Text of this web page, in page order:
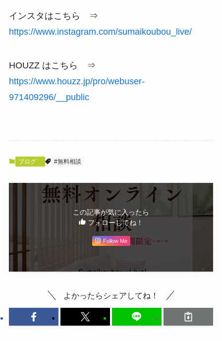
インスタはこちら ⇒
https://www.instagram.com/sumaikoubou_live/
HOUZZ はこちら ⇒
https://www.houzz.jp/pro/webuser-
971409296/__public
ブログ #無料相談
この記事が気に入ったら
フォローしてね！
Follow Me
よかったらシェアしてね！